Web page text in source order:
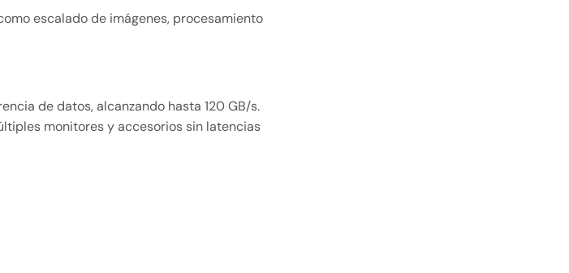
escalado de imágenes, procesamiento
de datos, alcanzando hasta 120 GB/s.
monitores y accesorios sin latencias